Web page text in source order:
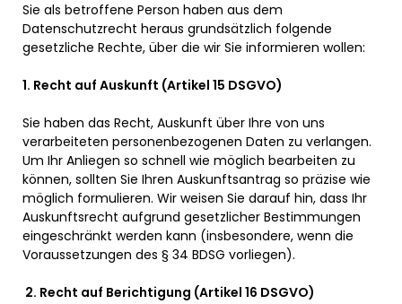
Sie als betroffene Person haben aus dem
Datenschutzrecht heraus grundsätzlich folgende
gesetzliche Rechte, über die wir Sie informieren wollen:
1. Recht auf Auskunft (Artikel 15 DSGVO)
Sie haben das Recht, Auskunft über Ihre von uns
verarbeiteten personenbezogenen Daten zu verlangen.
Um Ihr Anliegen so schnell wie möglich bearbeiten zu
können, sollten Sie Ihren Auskunftsantrag so präzise wie
möglich formulieren. Wir weisen Sie darauf hin, dass Ihr
Auskunftsrecht aufgrund gesetzlicher Bestimmungen
eingeschränkt werden kann (insbesondere, wenn die
Voraussetzungen des § 34 BDSG vorliegen).
2. Recht auf Berichtigung (Artikel 16 DSGVO)